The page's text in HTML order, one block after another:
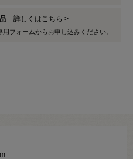
品 詳しくはこちら >
用フォームからお申し込みください。